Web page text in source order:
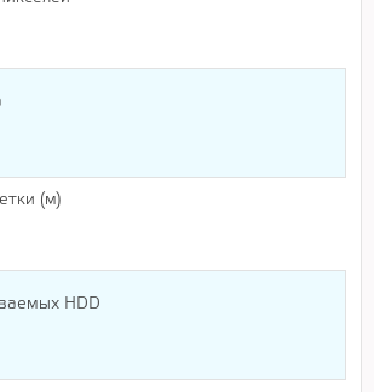
(м)
HDD